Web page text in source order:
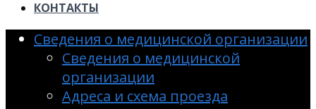
КОНТАКТЫ
Сведения о медицинской организации
Сведения о медицинской
организации
Адреса и схема проезда